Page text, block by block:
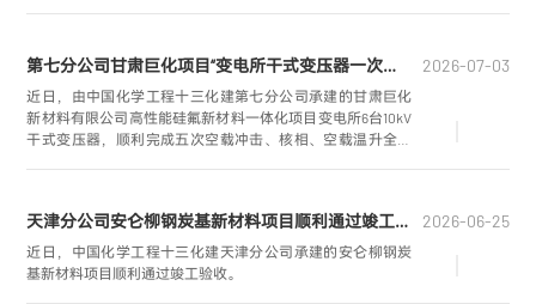
第七分公司甘肃巨化项目“变电所干式变压器一次性受电成功” 2026-07-03
近日，由中国化学工程十三化建第七分公司承建的甘肃巨化
新材料有限公司高性能硅氟新材料一体化项目变电所6台10kV
干式变压器，顺利完成五次空载冲击、核相、空载温升全流
天津分公司安仑柳钢炭基新材料项目顺利通过竣工验收 2026-06-25
近日，中国化学工程十三化建天津分公司承建的安仑柳钢炭
基新材料项目顺利通过竣工验收。